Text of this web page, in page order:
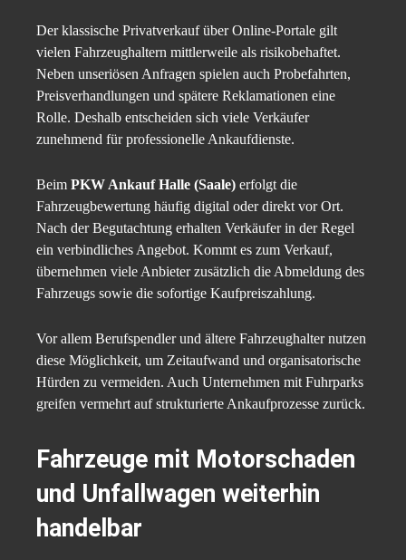
Der klassische Privatverkauf über Online-Portale gilt
vielen Fahrzeughaltern mittlerweile als risikobehaftet.
Neben unseriösen Anfragen spielen auch Probefahrten,
Preisverhandlungen und spätere Reklamationen eine
Rolle. Deshalb entscheiden sich viele Verkäufer
zunehmend für professionelle Ankaufdienste.
Beim PKW Ankauf Halle (Saale) erfolgt die
Fahrzeugbewertung häufig digital oder direkt vor Ort.
Nach der Begutachtung erhalten Verkäufer in der Regel
ein verbindliches Angebot. Kommt es zum Verkauf,
übernehmen viele Anbieter zusätzlich die Abmeldung des
Fahrzeugs sowie die sofortige Kaufpreiszahlung.
Vor allem Berufspendler und ältere Fahrzeughalter nutzen
diese Möglichkeit, um Zeitaufwand und organisatorische
Hürden zu vermeiden. Auch Unternehmen mit Fuhrparks
greifen vermehrt auf strukturierte Ankaufprozesse zurück.
Fahrzeuge mit Motorschaden
und Unfallwagen weiterhin
handelbar